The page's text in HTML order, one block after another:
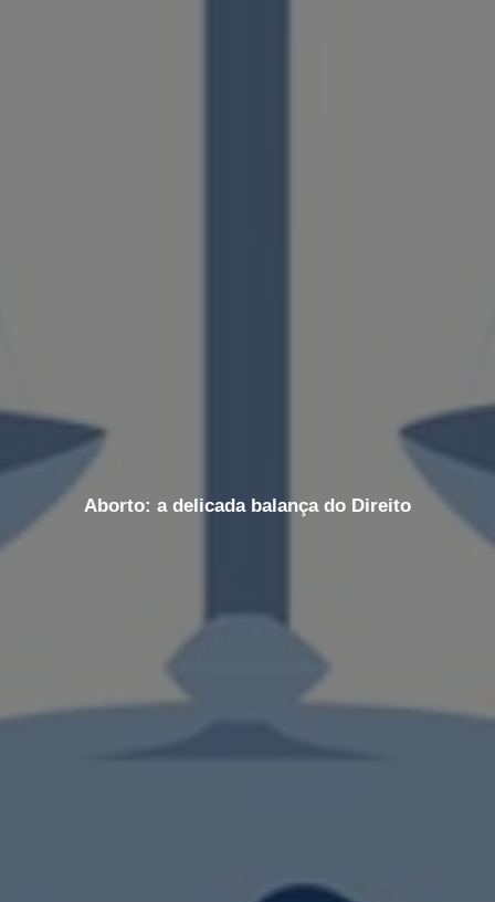
Aborto: a delicada balança do Direito